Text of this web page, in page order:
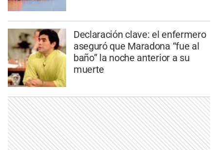
Declaración clave: el enfermero
aseguró que Maradona “fue al
baño” la noche anterior a su
muerte